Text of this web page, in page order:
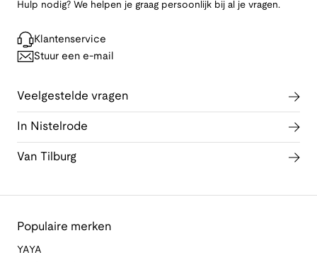
Hulp nodig? We helpen je graag persoonlijk bij al je vragen.
Klantenservice
Stuur een e-mail
Veelgestelde vragen
In Nistelrode
Van Tilburg
Populaire merken
YAYA